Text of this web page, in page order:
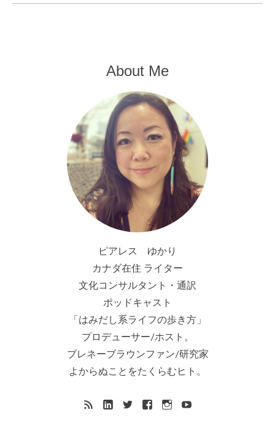
About Me
ピアレス ゆかり
カナダ在住 ライター
文化コンサルタント・通訳
ポッドキャスト
「はみだし系ライフの歩き方」
プロデューサー/ホスト。
ブレネーブラウンファン/研究家
よからぬことをたくらむヒト。